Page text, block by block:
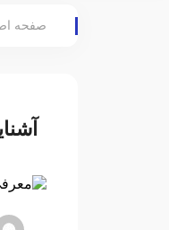
صفحه
آشنایی با ۱۰ کویر کاشان